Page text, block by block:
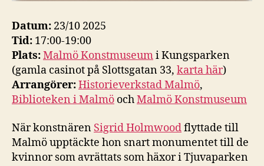
Datum: 23/10 2025
Tid: 17:00-19:00
Plats:Malmö Konstmuseumi Kungsparken
(gamla casinot på Slottsgatan 33, karta här)
Arrangörer:Historieverkstad Malmö,
Biblioteken i Malmö ochMalmö Konstmuseum
När konstnären Sigrid Holmwoodflyttade till
Malmö upptäckte hon snart monumentet till de
kvinnor som avrättats som häxor i Tjuvaparken